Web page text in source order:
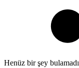
Henüz bir şey